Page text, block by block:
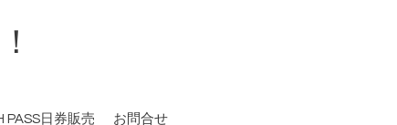
PASS日券販売 お問合せ